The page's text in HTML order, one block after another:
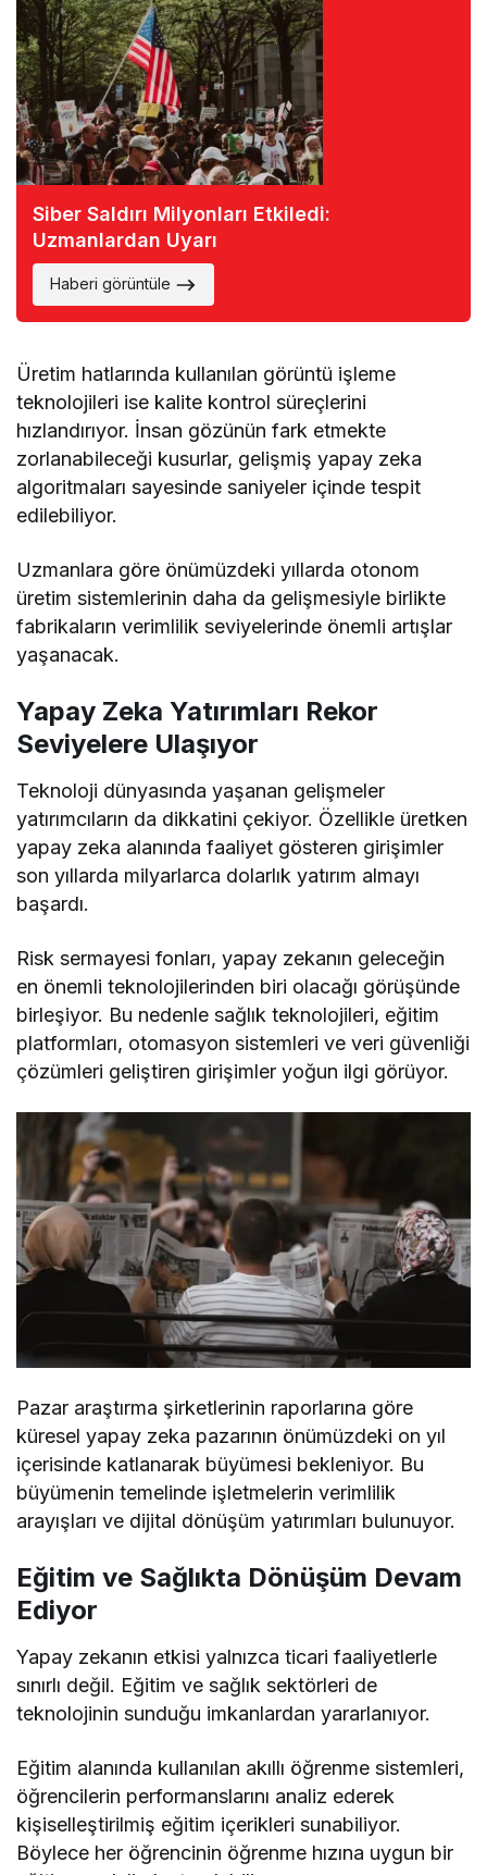
Siber Saldırı Milyonları Etkiledi:
Uzmanlardan Uyarı
Haberi görüntüle
Üretim hatlarında kullanılan görüntü işleme
teknolojileri ise kalite kontrol süreçlerini
hızlandırıyor. İnsan gözünün fark etmekte
zorlanabileceği kusurlar, gelişmiş yapay zeka
algoritmaları sayesinde saniyeler içinde tespit
edilebiliyor.
Uzmanlara göre önümüzdeki yıllarda otonom
üretim sistemlerinin daha da gelişmesiyle birlikte
fabrikaların verimlilik seviyelerinde önemli artışlar
yaşanacak.
Yapay Zeka Yatırımları Rekor
Seviyelere Ulaşıyor
Teknoloji dünyasında yaşanan gelişmeler
yatırımcıların da dikkatini çekiyor. Özellikle üretken
yapay zeka alanında faaliyet gösteren girişimler
son yıllarda milyarlarca dolarlık yatırım almayı
başardı.
Risk sermayesi fonları, yapay zekanın geleceğin
en önemli teknolojilerinden biri olacağı görüşünde
birleşiyor. Bu nedenle sağlık teknolojileri, eğitim
platformları, otomasyon sistemleri ve veri güvenliği
çözümleri geliştiren girişimler yoğun ilgi görüyor.
Pazar araştırma şirketlerinin raporlarına göre
küresel yapay zeka pazarının önümüzdeki on yıl
içerisinde katlanarak büyümesi bekleniyor. Bu
büyümenin temelinde işletmelerin verimlilik
arayışları ve dijital dönüşüm yatırımları bulunuyor.
Eğitim ve Sağlıkta Dönüşüm Devam
Ediyor
Yapay zekanın etkisi yalnızca ticari faaliyetlerle
sınırlı değil. Eğitim ve sağlık sektörleri de
teknolojinin sunduğu imkanlardan yararlanıyor.
Eğitim alanında kullanılan akıllı öğrenme sistemleri,
öğrencilerin performanslarını analiz ederek
kişiselleştirilmiş eğitim içerikleri sunabiliyor.
Böylece her öğrencinin öğrenme hızına uygun bir